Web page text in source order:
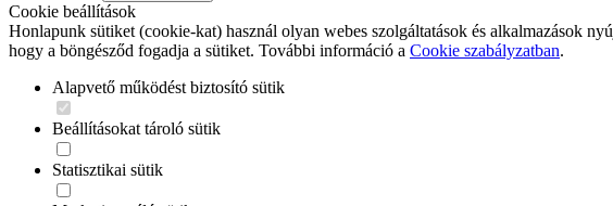
Cookie beállítások
Honlapunk sütiket (cookie-kat) használ olyan webes szolgáltatások és alkalmazások
hogy a böngésződ fogadja a sütiket. További információ a Cookie szabályzatban.
Alapvető működést biztosító sütik
Beállításokat tároló sütik
Statisztikai sütik